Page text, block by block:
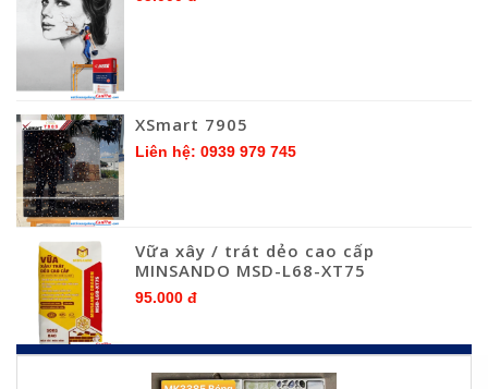
XSmart 7905
Liên hệ: 0939 979 745
Vữa xây / trát dẻo cao cấp
MINSANDO MSD-L68-XT75
95.000 đ